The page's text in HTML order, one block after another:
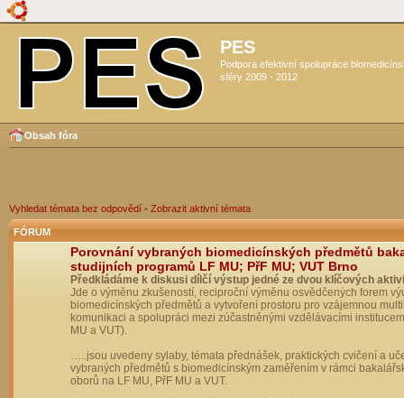
PES
Podpora efektivní spolupráce
sféry 2009 - 2012
Obsah fóra
Vyhledat témata bez odpovědí • Zobrazit aktivní témata
FÓRUM
Porovnání vybraných biomedicínských předmětů
studijních programů LF MU; PřF MU; VUT Brno
Předkládáme k diskusi dílčí výstup jedné ze dvou klíčových
Jde o výměnu zkušeností, reciproční výměnu osvědčených forem
biomedicínských předmětů a vytvoření prostoru pro vzájemnou
komunikaci a spolupráci mezi zúčastněnými vzdělávacími
MU a VUT).
…..jsou uvedeny sylaby, témata přednášek, praktických cvičení a
vybraných předmětů s biomedicínským zaměřením v rámci
oborů na LF MU, PřF MU a VUT.